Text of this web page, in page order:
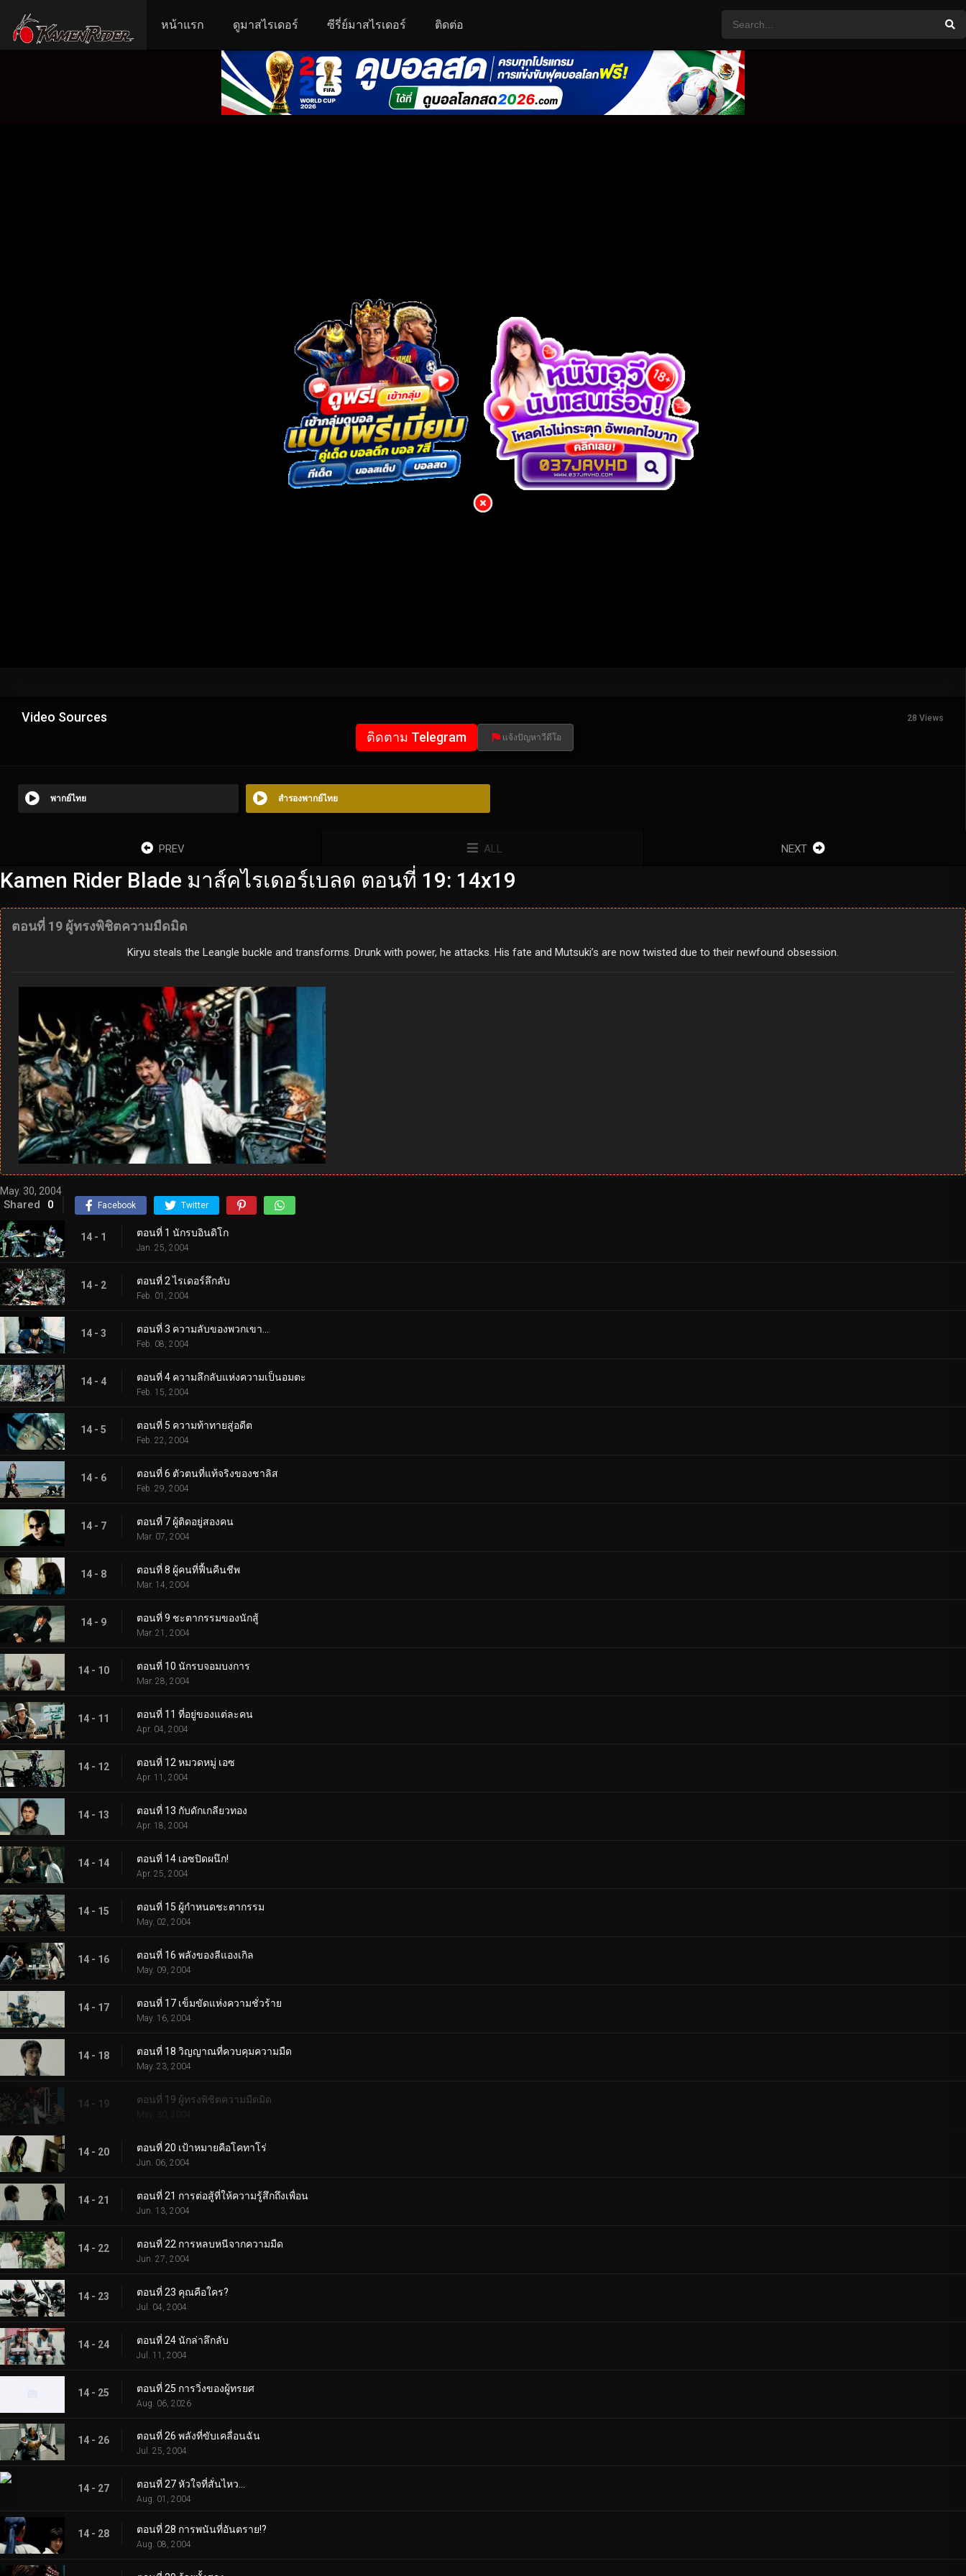
หน้าแรก ดูมาสไรเดอร์ ซีรี่ย์มาสไรเดอร์ ติดต่อ
Video Sources 28 Views
ติดตาม Telegram แจ้งปัญหาวีดีโอ
พากย์ไทย สำรองพากย์ไทย
PREV ALL NEXT
Kamen Rider Blade มาส์คไรเดอร์เบลด ตอนที่ 19: 14x19
ตอนที่ 19 ผู้ทรงพิชิตความมืดมิด
Kiryu steals the Leangle buckle and transforms. Drunk with power, he attacks. His fate and Mutsuki’s are now twisted due to their newfound obsession.
May. 30, 2004
Shared 0 Facebook Twitter
14 - 1 ตอนที่ 1 นักรบอินดิโก
Jan. 25, 2004
14 - 2 ตอนที่ 2 ไรเดอร์ลึกลับ
Feb. 01, 2004
14 - 3 ตอนที่ 3 ความลับของพวกเขา...
Feb. 08, 2004
14 - 4 ตอนที่ 4 ความลึกลับแห่งความเป็นอมตะ
Feb. 15, 2004
14 - 5 ตอนที่ 5 ความท้าทายสู่อดีต
Feb. 22, 2004
14 - 6 ตอนที่ 6 ตัวตนที่แท้จริงของชาลิส
Feb. 29, 2004
14 - 7 ตอนที่ 7 ผู้ติดอยู่สองคน
Mar. 07, 2004
14 - 8 ตอนที่ 8 ผู้คนที่ฟื้นคืนชีพ
Mar. 14, 2004
14 - 9 ตอนที่ 9 ชะตากรรมของนักสู้
Mar. 21, 2004
14 - 10 ตอนที่ 10 นักรบจอมบงการ
Mar. 28, 2004
14 - 11 ตอนที่ 11 ที่อยู่ของแต่ละคน
Apr. 04, 2004
14 - 12 ตอนที่ 12 หมวดหมู่ เอซ
Apr. 11, 2004
14 - 13 ตอนที่ 13 กับดักเกลียวทอง
Apr. 18, 2004
14 - 14 ตอนที่ 14 เอซปิดผนึก!
Apr. 25, 2004
14 - 15 ตอนที่ 15 ผู้กำหนดชะตากรรม
May. 02, 2004
14 - 16 ตอนที่ 16 พลังของลีแองเกิล
May. 09, 2004
14 - 17 ตอนที่ 17 เข็มขัดแห่งความชั่วร้าย
May. 16, 2004
14 - 18 ตอนที่ 18 วิญญาณที่ควบคุมความมืด
May. 23, 2004
14 - 19 ตอนที่ 19 ผู้ทรงพิชิตความมืดมิด
May. 30, 2004
14 - 20 ตอนที่ 20 เป้าหมายคือโคทาโร่
Jun. 06, 2004
14 - 21 ตอนที่ 21 การต่อสู้ที่ให้ความรู้สึกถึงเพื่อน
Jun. 13, 2004
14 - 22 ตอนที่ 22 การหลบหนีจากความมืด
Jun. 27, 2004
14 - 23 ตอนที่ 23 คุณคือใคร?
Jul. 04, 2004
14 - 24 ตอนที่ 24 นักล่าลึกลับ
Jul. 11, 2004
14 - 25 ตอนที่ 25 การวิ่งของผู้ทรยศ
Aug. 06, 2026
14 - 26 ตอนที่ 26 พลังที่ขับเคลื่อนฉัน
Jul. 25, 2004
14 - 27 ตอนที่ 27 หัวใจที่สั่นไหว...
Aug. 01, 2004
14 - 28 ตอนที่ 28 การพนันที่อันตราย!?
Aug. 08, 2004